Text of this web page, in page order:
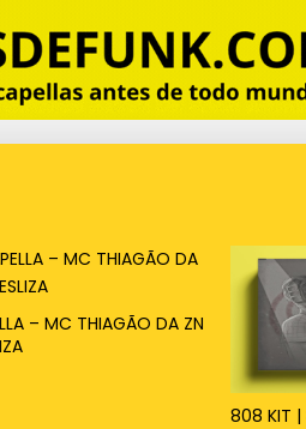
– MC THIAGÃO DA ZN
808 KIT